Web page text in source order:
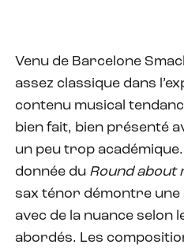
Venu de Barcelone
assez classique dans
contenu musical
bien fait, bien présenté
un peu trop
donnée du Round about
sax ténor démontre
avec de la nuance selon
abordés. Les